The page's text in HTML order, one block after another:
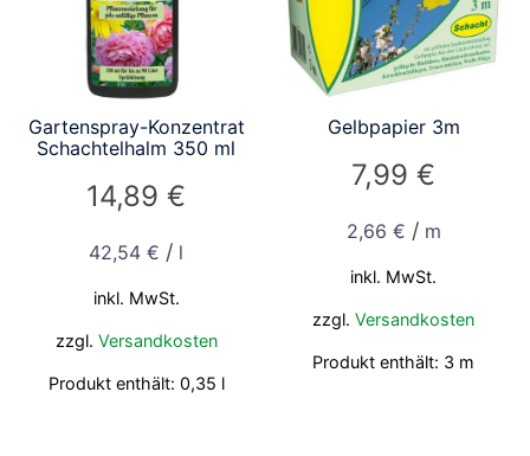
Gartenspray-Konzentrat
Schachtelhalm 350 ml
14,89€
42,54€ / l
inkl. MwSt.
zzgl. Versandkosten
Produkt enthält: 0,35 l
Gelbpapier 3m
7,99€
2,66 € / m
inkl. MwSt.
zzgl.Versandkosten
Produkt enthält: 3 m